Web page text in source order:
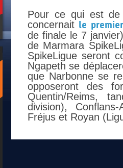
Pour ce qui est
concernait le
de finale le 7
de Marmara
SpikeLigue seront
Ngapeth se
que Narbonne se
opposeront des
Quentin/Reims,
division),
Fréjus et Royan